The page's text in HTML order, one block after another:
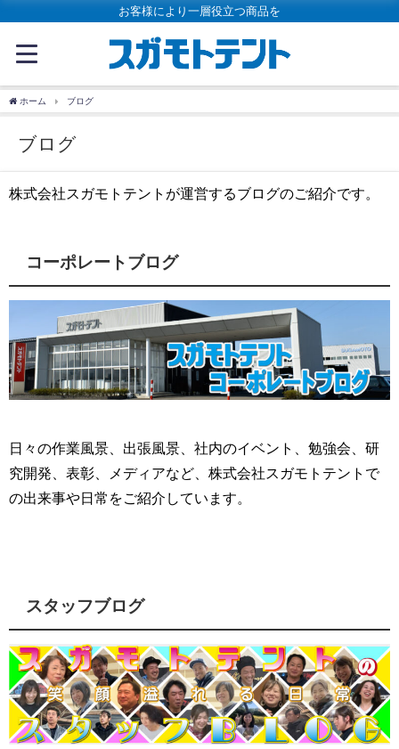
お客様により一層役立つ商品を
ホーム ブログ
ブログ
株式会社スガモトテントが運営するブログのご紹介です。
コーポレートブログ
日々の作業風景、出張風景、社内のイベント、勉強会、研
究開発、表彰、メディアなど、株式会社スガモトテントで
の出来事や日常をご紹介しています。
スタッフブログ